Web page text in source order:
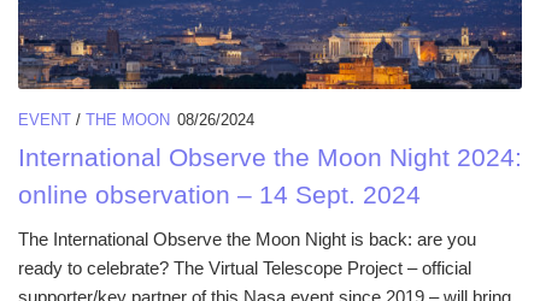
EVENT / THE MOON 08/26/2024
International Observe the Moon Night 2024:
online observation – 14 Sept. 2024
The International Observe the Moon Night is back: are you
ready to celebrate? The Virtual Telescope Project – official
supporter/key partner of this Nasa event since 2019 – will bring